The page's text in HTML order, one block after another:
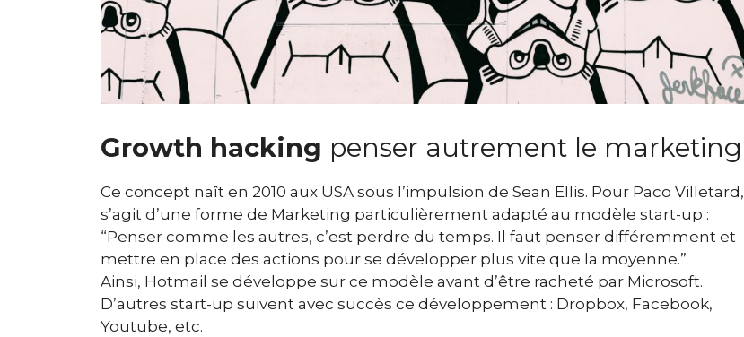
Growth hacking penser autrement le marketing
Ce concept naît en 2010 aux USA sous l’impulsion de Sean Ellis. Pour Paco Villetard,
s’agit d’une forme de Marketing particulièrement adapté au modèle start-up :
“Penser comme les autres, c’est perdre du temps. Il faut penser différemment et
mettre en place des actions pour se développer plus vite que la moyenne.”
Ainsi, Hotmail se développe sur ce modèle avant d’être racheté par Microsoft.
D’autres start-up suivent avec succès ce développement : Dropbox, Facebook,
Youtube, etc.